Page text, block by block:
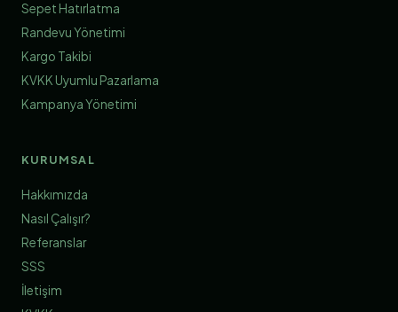
Sepet Hatırlatma
Randevu Yönetimi
Kargo Takibi
KVKK Uyumlu Pazarlama
Kampanya Yönetimi
KURUMSAL
Hakkımızda
Nasıl Çalışır?
Referanslar
SSS
İletişim